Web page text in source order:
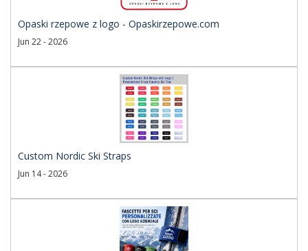
Opaski rzepowe z logo - Opaskirzepowe.com
Jun 22 - 2026
Custom Nordic Ski Straps
Jun 14 - 2026